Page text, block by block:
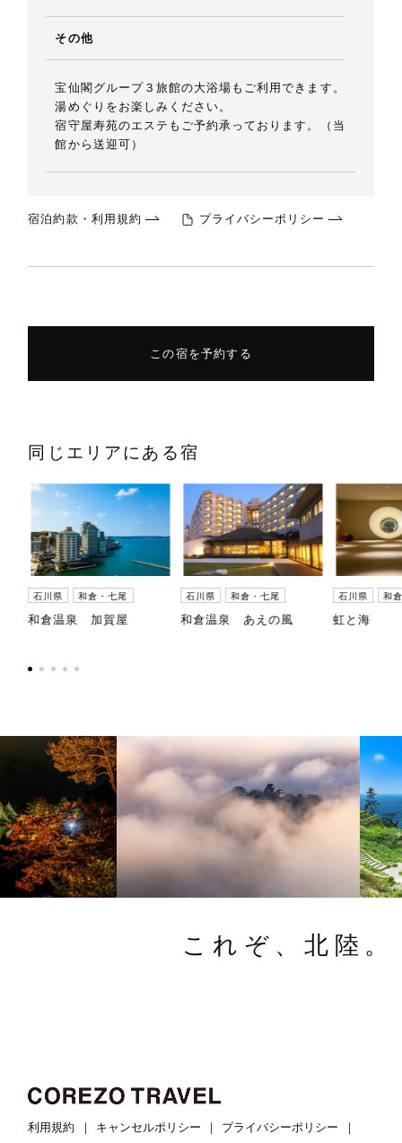
その他
宝仙閣グループ３旅館の大浴場もご利用できます。
湯めぐりをお楽しみください。
宿守屋寿苑のエステもご予約承っております。（当
館から送迎可）
宿泊約款・利用規約 プライバシーポリシー
この宿を予約する
同じエリアにある宿
石川県 和倉・七尾
和倉温泉 加賀屋
石川県 和倉・七尾
和倉温泉 あえの風
石川県 和
虹と海
これぞ、北陸。
利用規約 キャンセルポリシー プライバシーポリシー